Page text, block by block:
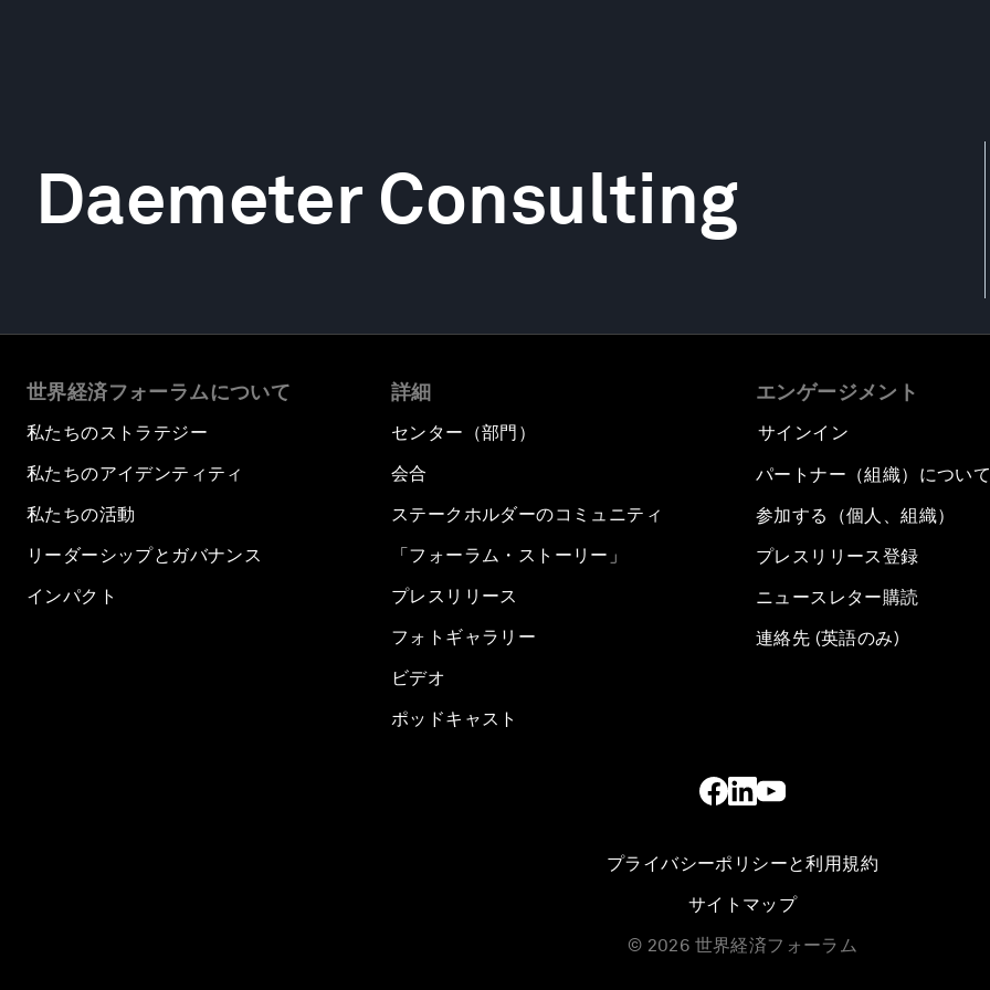
Daemeter Consulting
世界経済フォーラムについて
私たちのストラテジー
私たちのアイデンティティ
私たちの活動
リーダーシップとガバナンス
インパクト
詳細
センター（部門）
会合
ステークホルダーのコミュニティ
「フォーラム・ストーリー」
プレスリリース
フォトギャラリー
ビデオ
ポッドキャスト
エンゲージメント
サインイン
パートナー（組織）について
参加する（個人、組織）
プレスリリース登録
ニュースレター購読
連絡先 (英語のみ)
プライバシーポリシーと利用規約
サイトマップ
© 2026 世界経済フォーラム